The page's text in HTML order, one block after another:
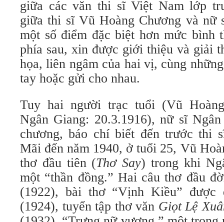
giữa các văn thi sĩ Việt Nam lớp
giữa thi sĩ Vũ Hoàng Chương và nữ
một số điểm đặc biệt hơn mức bình
phía sau, xin được giới thiệu và giải
họa, liên ngâm của hai vị, cùng
tay hoặc gửi cho nhau.
Tuy hai người trạc tuổi (Vũ
Ngân Giang: 20.3.1916), nữ sĩ
chương, báo chí biết đến trước thi
Mãi đến năm 1940, ở tuổi 25, Vũ
thơ đầu tiên (Thơ Say) trong khi
một “thần đồng.” Hai câu thơ đầu
(1922), bài thơ “Vịnh Kiều” được
(1924), tuyển tập thơ văn Giọt Lệ